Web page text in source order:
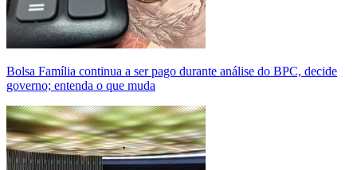
Bolsa Família continua a ser pago durante análise do BPC, decide
governo; entenda o que muda